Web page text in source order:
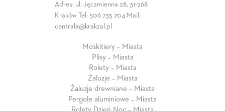
Adres: ul. Jęczmienna 28, 31-268
Kraków Tel: 506 735 704 Mail:
centrala@krakzal.pl
Moskitiery – Miasta
Plisy – Miasta
Rolety – Miasta
Żaluzje – Miasta
Żaluzje drewniane – Miasta
Pergole aluminiowe – Miasta